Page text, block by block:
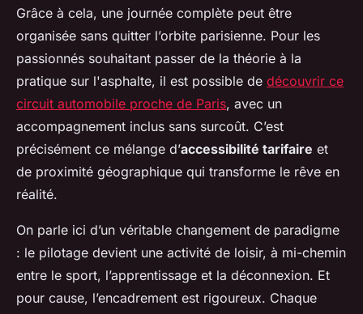
Grâce à cela, une journée complète peut être
organisée sans quitter l’orbite parisienne. Pour les
passionnés souhaitant passer de la théorie à la
pratique sur l'asphalte, il est possible de découvrir ce
circuit automobile proche de Paris, avec un
accompagnement inclus sans surcoût. C’est
précisément ce mélange d’accessibilité tarifaire et
de proximité géographique qui transforme le rêve en
réalité.
On parle ici d’un véritable changement de paradigme
: le pilotage devient une activité de loisir, à mi-chemin
entre le sport, l’apprentissage et la déconnexion. Et
pour cause, l’encadrement est rigoureux. Chaque